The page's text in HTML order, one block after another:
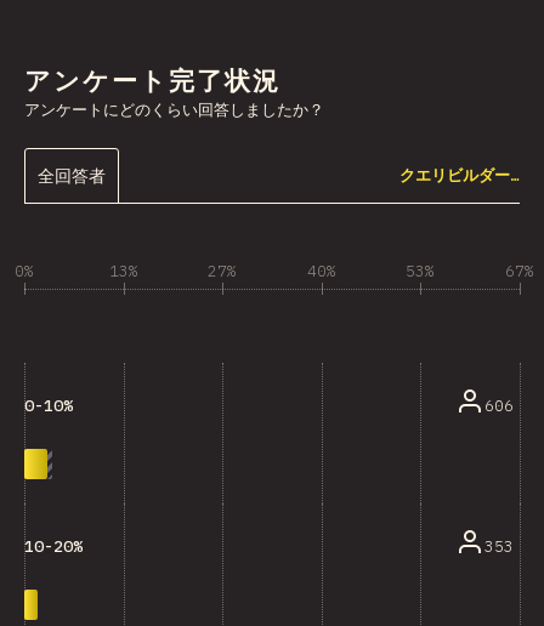
アンケート完了状況
アンケートにどのくらい回答しましたか？
全回答者 クエリビルダー…
0% 13% 27% 40% 53% 67%
0-10% 606
10-20% 353